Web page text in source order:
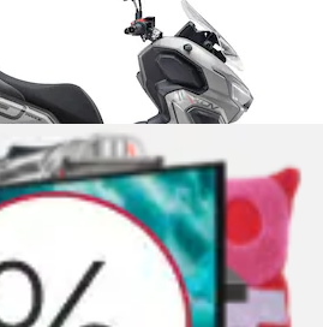
Libero 125 ccm 90 km/h
125 cm³ 90 km/h...